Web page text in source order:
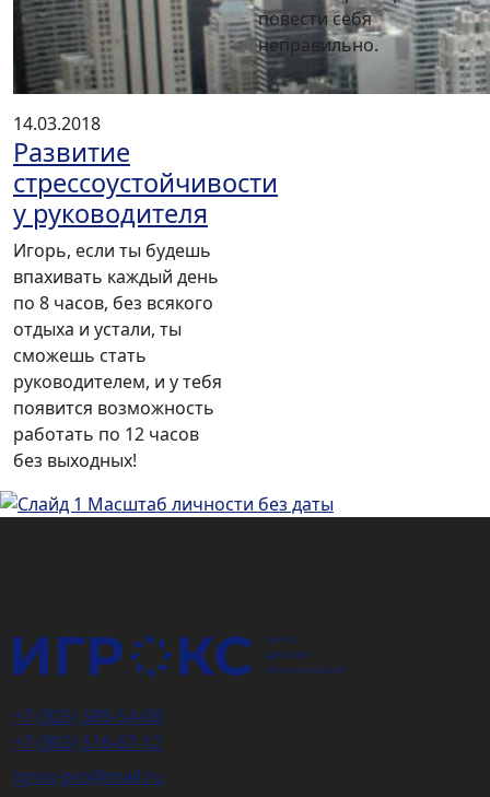
14.03.2018
Развитие
стрессоустойчивости
у руководителя
Игорь, если ты будешь
впахивать каждый день
по 8 часов, без всякого
отдыха и устали, ты
сможешь стать
руководителем, и у тебя
появится возможность
работать по 12 часов
без выходных!
повести себя
неправильно.
+7 (925) 589-54-08
+7 (903) 516-67-12
igrox-pro@mail.ru